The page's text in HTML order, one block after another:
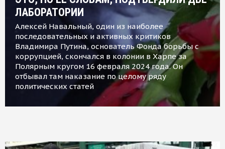
ЛАБОРАТОРИИ
Алексей Навальный, один из наиболее
последовательных и активных критиков
Владимира Путина, основатель Фонда борьбы с
коррупцией, скончался в колонии в Харпе за
Полярным кругом 16 февраля 2024 года. Он
отбывал там наказание по целому ряду
политических статей